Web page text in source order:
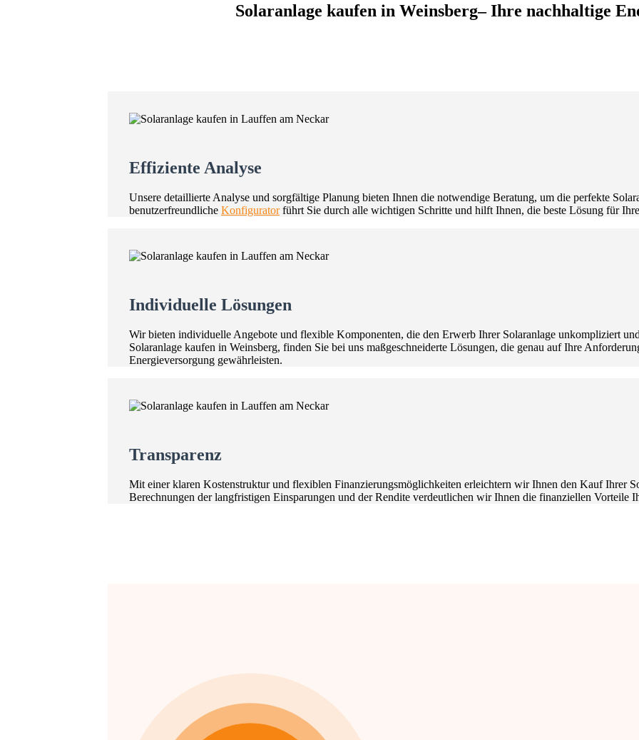
Solaranlage kaufen in Weinsberg– Ihre nachhaltige
Effiziente Analyse
Unsere detaillierte Analyse und sorgfältige Planung bieten Ihnen die notwendige Beratung, um die perfekte
benutzerfreundliche Konfiguratorführt Sie durch alle wichtigen Schritte und hilft Ihnen, die beste Lösung für
Individuelle Lösungen
Wir bieten individuelle Angebote und flexible Komponenten, die den Erwerb Ihrer Solaranlage unkompliziert
Solaranlage kaufen in Weinsberg, finden Sie bei uns maßgeschneiderte Lösungen, die genau auf Ihre
Energieversorgung gewährleisten.
Transparenz
Mit einer klaren Kostenstruktur und flexiblen Finanzierungsmöglichkeiten erleichtern wir Ihnen den Kauf Ihrer
Berechnungen der langfristigen Einsparungen und der Rendite verdeutlichen wir Ihnen die finanziellen Vorteile